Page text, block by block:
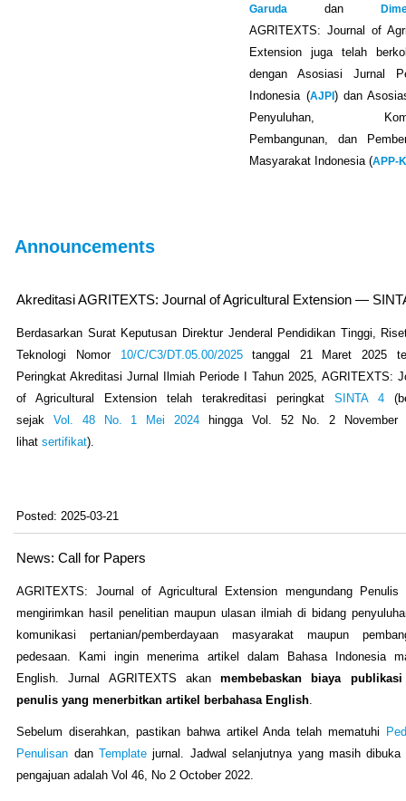
Garuda dan
AGRITEXTS: Journal of
Extension juga telah
dengan Asosiasi Jurnal
Indonesia (AJPI ) dan
Penyuluhan,
Pembangunan, dan
Masyarakat Indonesia (APP-
Announcements
Akreditasi AGRITEXTS: Journal of Agricultural Extension —
Berdasarkan Surat Keputusan Direktur Jenderal Pendidikan Tinggi,
Teknologi Nomor
10/C/C3/DT.05.00/2025tanggal 21 Maret 2025
Peringkat Akreditasi Jurnal Ilmiah Periode I Tahun 2025, AGRITEXTS:
of Agricultural Extension telah terakreditasi peringkat SINTA 4
sejakVol. 48 No. 1 Mei 2024 hingga Vol. 52 No. 2 November
lihatsertifikat).
Posted: 2025-03-21
News: Call for Papers
AGRITEXTS: Journal of Agricultural Extension mengundang Penulis
mengirimkan hasil penelitian maupun ulasan ilmiah di bidang
komunikasi pertanian/pemberdayaan masyarakat maupun
pedesaan. Kami ingin menerima artikel dalam Bahasa Indonesia
English. Jurnal AGRITEXTS akanmembebaskan biaya
penulis yang menerbitkan artikel berbahasa English.
Sebelum diserahkan, pastikan bahwa artikel Anda telah mematuhi
Penulisan dan Template jurnal. Jadwal selanjutnya yang masih dibuka
pengajuan adalah Vol 46, No 2 October 2022.